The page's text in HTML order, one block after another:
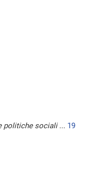
politiche sociali... 19